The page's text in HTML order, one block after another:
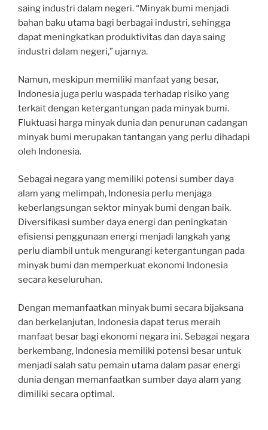
saing industri dalam negeri. “Minyak bumi menjadi
bahan baku utama bagi berbagai industri, sehingga
dapat meningkatkan produktivitas dan daya saing
industri dalam negeri,” ujarnya.
Namun, meskipun memiliki manfaat yang besar,
Indonesia juga perlu waspada terhadap risiko yang
terkait dengan ketergantungan pada minyak bumi.
Fluktuasi harga minyak dunia dan penurunan cadangan
minyak bumi merupakan tantangan yang perlu dihadapi
oleh Indonesia.
Sebagai negara yang memiliki potensi sumber daya
alam yang melimpah, Indonesia perlu menjaga
keberlangsungan sektor minyak bumi dengan baik.
Diversifikasi sumber daya energi dan peningkatan
efisiensi penggunaan energi menjadi langkah yang
perlu diambil untuk mengurangi ketergantungan pada
minyak bumi dan memperkuat ekonomi Indonesia
secara keseluruhan.
Dengan memanfaatkan minyak bumi secara bijaksana
dan berkelanjutan, Indonesia dapat terus meraih
manfaat besar bagi ekonomi negara ini. Sebagai negara
berkembang, Indonesia memiliki potensi besar untuk
menjadi salah satu pemain utama dalam pasar energi
dunia dengan memanfaatkan sumber daya alam yang
dimiliki secara optimal.